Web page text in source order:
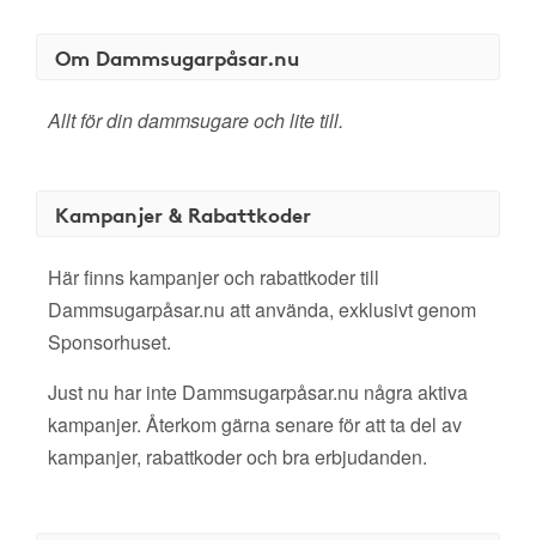
Om Dammsugarpåsar.nu
Allt för din dammsugare och lite till.
Kampanjer & Rabattkoder
Här finns kampanjer och rabattkoder till
Dammsugarpåsar.nu att använda, exklusivt genom
Sponsorhuset.
Just nu har inte Dammsugarpåsar.nu några aktiva
kampanjer. Återkom gärna senare för att ta del av
kampanjer, rabattkoder och bra erbjudanden.